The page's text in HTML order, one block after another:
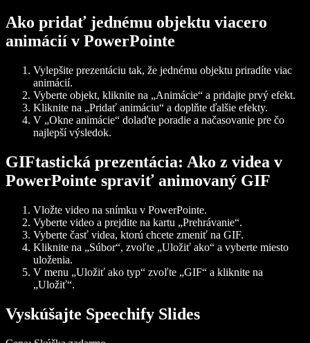
Ako pridať jednému objektu viacero
animácií v PowerPointe
Vylepšite prezentáciu tak, že jednému objektu priradíte viac
animácií.
Vyberte objekt, kliknite na „Animácie“ a pridajte prvý efekt.
Kliknite na „Pridať animáciu“ a doplňte ďalšie efekty.
V „Okne animácie“ dolaďte poradie a načasovanie pre čo
najlepší výsledok.
GIFtastická prezentácia: Ako z videa v
PowerPointe spraviť animovaný GIF
Vložte video na snímku v PowerPointe.
Vyberte video a prejdite na kartu „Prehrávanie“.
Vyberte časť videa, ktorú chcete zmeniť na GIF.
Kliknite na „Súbor“, zvoľte „Uložiť ako“ a vyberte miesto
uloženia.
V menu „Uložiť ako typ“ zvoľte „GIF“ a kliknite na
„Uložiť“.
Vyskúšajte Speechify Slides